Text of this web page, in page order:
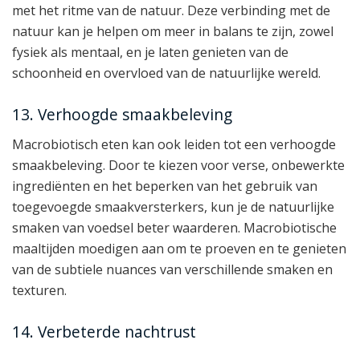
met het ritme van de natuur. Deze verbinding met de
natuur kan je helpen om meer in balans te zijn, zowel
fysiek als mentaal, en je laten genieten van de
schoonheid en overvloed van de natuurlijke wereld.
13. Verhoogde smaakbeleving
Macrobiotisch eten kan ook leiden tot een verhoogde
smaakbeleving. Door te kiezen voor verse, onbewerkte
ingrediënten en het beperken van het gebruik van
toegevoegde smaakversterkers, kun je de natuurlijke
smaken van voedsel beter waarderen. Macrobiotische
maaltijden moedigen aan om te proeven en te genieten
van de subtiele nuances van verschillende smaken en
texturen.
14. Verbeterde nachtrust